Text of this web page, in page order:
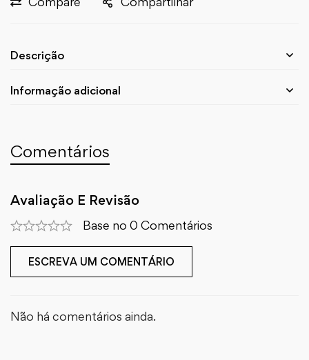
Descrição
Informação adicional
Comentários
Avaliação E Revisão
Base no 0 Comentários
ESCREVA UM COMENTÁRIO
Não há comentários ainda.